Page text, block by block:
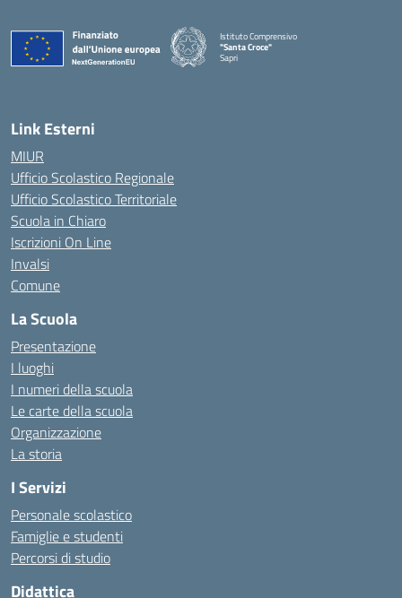
Istituto Comprensivo
"Santa Croce"
Sapri
— Visita la pagina iniziale della scuola
Link Esterni
MIUR
Ufficio Scolastico Regionale
Ufficio Scolastico Territoriale
Scuola in Chiaro
Iscrizioni On Line
Invalsi
Comune
La Scuola
Presentazione
I luoghi
I numeri della scuola
Le carte della scuola
Organizzazione
La storia
I Servizi
Personale scolastico
Famiglie e studenti
Percorsi di studio
Didattica